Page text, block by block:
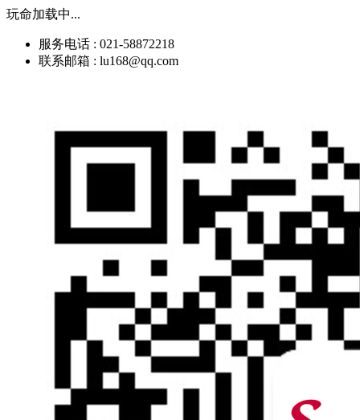
玩命加载中...
服务电话 : 021-58872218
联系邮箱 : lu168@qq.com